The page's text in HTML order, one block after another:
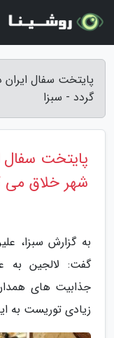
پایتخت سفال ایران
گردد - سبزا
پایتخت سفال
شهر خلاق می
به گزارش سبزا،
گفت: لالجین به
جذابیت های
زیادی توریست به